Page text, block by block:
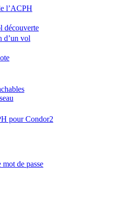
l’ACPH
découverte
d’un vol
pour Condor2
de passe